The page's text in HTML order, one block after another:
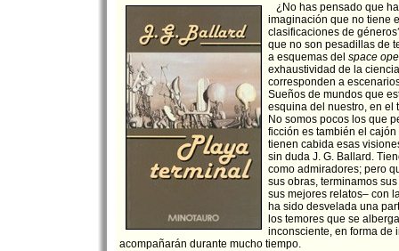
¿No has pensado que
imaginación que no tiene
clasificaciones de
que no son pesadillas de
a esquemas del space
exhaustividad de la
corresponden a
Sueños de mundos que
esquina del nuestro, en el
No somos pocos los que
ficción es también el
tienen cabida esas
sin duda J. G. Ballard.
como admiradores; pero
sus obras, terminamos
sus mejores relatos– con
ha sido desvelada una
los temores que se
inconsciente, en forma de
acompañarán durante mucho tiempo.